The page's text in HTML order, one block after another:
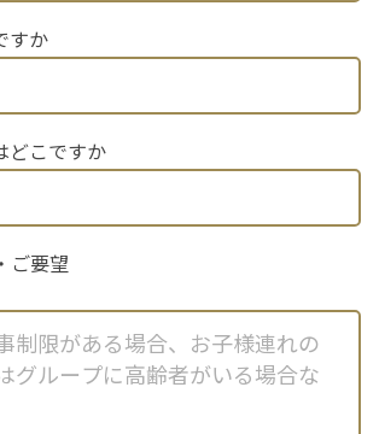
すか
どこですか
ご要望